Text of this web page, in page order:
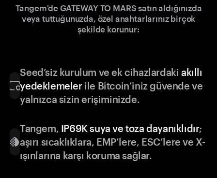
Tangem'de GATEWAY TO MARS satın aldığınızda
veya tuttuğunuzda, özel anahtarlarınız birçok
şekilde korunur:
Seed’siz kurulum ve ek cihazlardakiakıllı
yedeklemelerile Bitcoin’iniz güvende ve
yalnızca sizin erişiminizde.
Tangem, IP69K suya ve toza dayanıklıdır;
aşırı sıcaklıklara, EMP’lere, ESC’lere ve X-
ışınlarına karşı koruma sağlar.